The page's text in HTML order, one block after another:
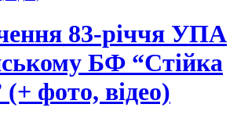
83-річчя УПА
БФ “Стійка
фото, відео)